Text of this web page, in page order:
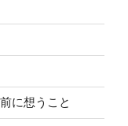
に想うこと